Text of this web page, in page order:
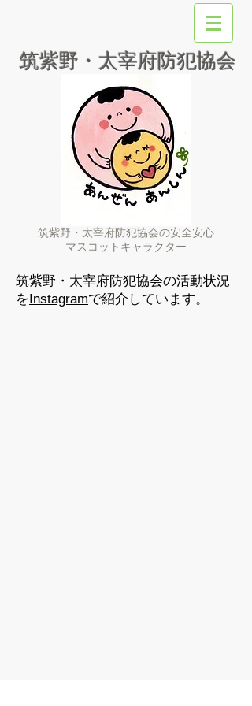
筑紫野・太宰府防犯協会
筑紫野・太宰府防犯協会の安全安心
マスコットキャラクター
筑紫野・太宰府防犯協会の活動状況
をInstagramで紹介しています。